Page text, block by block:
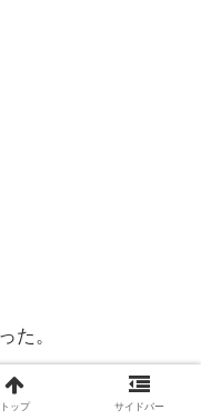
た。
トップ サイドバー